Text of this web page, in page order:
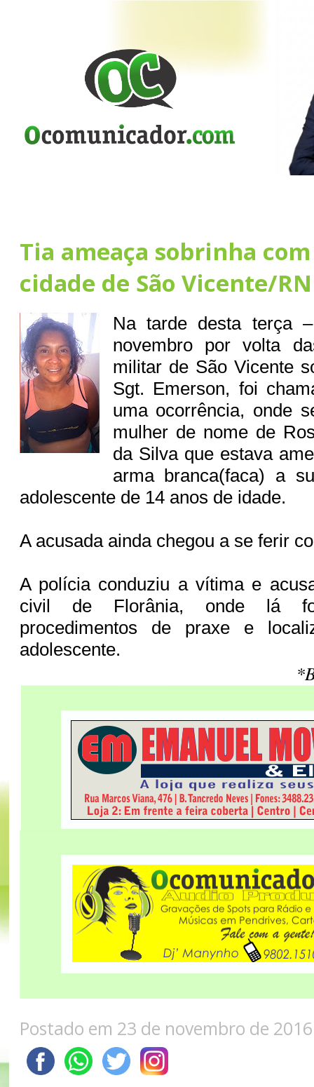
Tia ameaça sobrinha
cidade de São Vicente/RN
Na tarde desta terça
novembro por volta
militar de São Vicente
Sgt. Emerson, foi
uma ocorrência, onde
mulher de nome de
da Silva que estava
arma branca(faca) a
adolescente de 14 anos de idade.
A acusada ainda chegou a se ferir
A polícia conduziu a vítima e
civil de Florânia, onde lá
procedimentos de praxe e
adolescente.
Postado em 23 de novembro de 2016